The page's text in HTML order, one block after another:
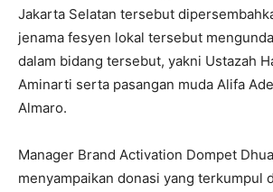
Jakarta Selatan tersebut
jenama fesyen lokal tersebut
dalam bidang tersebut, yakni Ustazah
Aminarti serta pasangan muda Alifa
Almaro.
Manager Brand Activation Dompet
menyampaikan donasi yang terkumpul